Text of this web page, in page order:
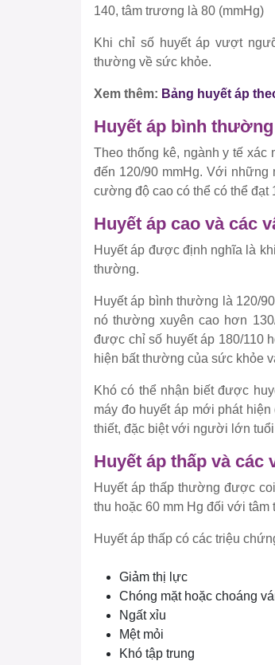
140, tâm trương là 80 (mmHg)
Khi chỉ số huyết áp vượt
thường về sức khỏe.
Xem thêm: Bảng huyết áp
Huyết áp bình thường
Theo thống kê, ngành y tế xác
đến 120/90 mmHg. Với
cường độ cao có thể có thể đạt
Huyết áp cao và các
Huyết áp được định nghĩa là
thường.
Huyết áp bình thường là 120/
nó thường xuyên cao hơn
được chỉ số huyết áp 180/110
hiện bất thường của sức khỏe
Khó có thể nhận biết được
máy đo huyết áp mới phát
thiết, đặc biệt với người lớn
Huyết áp thấp và các
Huyết áp thấp thường được
thu hoặc 60 mm Hg đối với tâm
Huyết áp thấp có các triệu
Giảm thị lực
Chóng mặt hoặc choáng
Ngất xỉu
Mệt mỏi
Khó tập trung